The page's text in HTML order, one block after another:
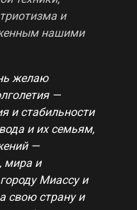
и
нашими
желаю
—
и стабильности
и их семьям,
—
мира и
Миассу и
свою страну и